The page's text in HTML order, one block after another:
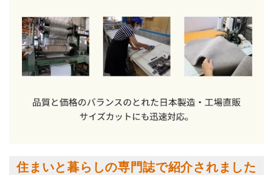
住まいと暮らしの専門誌で紹介されました